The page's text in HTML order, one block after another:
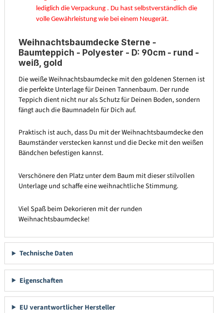
lediglich die Verpackung . Du hast selbstverständlich die
volle Gewährleistung wie bei einem Neugerät.
Weihnachtsbaumdecke Sterne -
Baumteppich - Polyester - D: 90cm - rund -
weiß, gold
Die weiße Weihnachtsbaumdecke mit den goldenen Sternen ist
die perfekte Unterlage für Deinen Tannenbaum. Der runde
Teppich dient nicht nur als Schutz für Deinen Boden, sondern
fängt auch die Baumnadeln für Dich auf.
Praktisch ist auch, dass Du mit der Weihnachtsbaumdecke den
Baumständer verstecken kannst und die Decke mit den weißen
Bändchen befestigen kannst.
Verschönere den Platz unter dem Baum mit dieser stilvollen
Unterlage und schaffe eine weihnachtliche Stimmung.
Viel Spaß beim Dekorieren mit der runden
Weihnachtsbaumdecke!
Technische Daten
Eigenschaften
EU verantwortlicher Hersteller